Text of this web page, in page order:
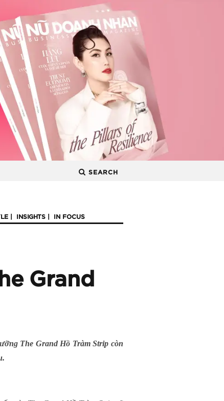
SEARCH
INSIGHTS IN FOCUS
Grand
The Grand Hồ Tràm Strip còn